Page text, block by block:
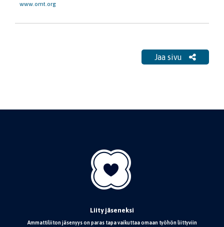
www.omt.org
Jaa sivu
Liity jäseneksi
Ammattiliiton jäsenyys on paras tapa vaikuttaa omaan työhön liittyviin